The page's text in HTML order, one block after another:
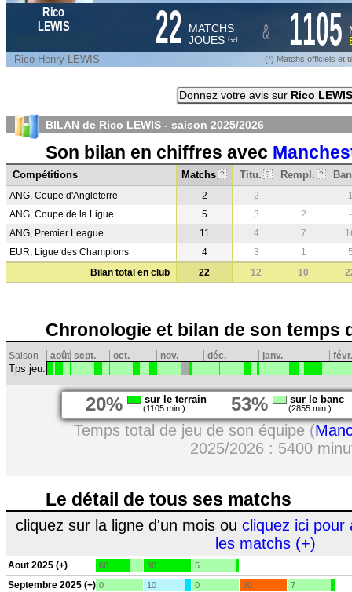
Rico
LEWIS
22 MATCHS
JOUES (*) & 1105
Rico Henry LEWIS (*) Matchs officiels et
Donnez votre avis sur Rico LEWIS
BILAN de Rico LEWIS - saison 2025/2026
Son bilan en chiffres avec
Compétitions Matchs ? Titu. ? Rempl. ?
ANG, Coupe d'Angleterre 2 2 -
ANG, Coupe de la Ligue
5 3 2
-
ANG, Premier League
11 4 7
EUR, Ligue des Champions
4 3 1
Bilan total en club
22 12 10
Chronologie et bilan de son temps
Saison août sept. oct. nov. déc. janv. févr.
Tps jeu:
20% sur le terrain
(1105 min.) 53% sur le banc
(2855 min.)
Temps total de jeu de son équipe (
2025/2026 : 5400
Le détail de tous ses matchs
cliquez sur la ligne d'un mois ou cliquez ici pour
les matchs (+)
Aout 2025 (+) 66 90 5
Septembre 2025 (+) 0 10 0 90 7